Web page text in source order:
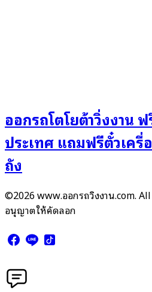
ออกรถโตโยต้าวิ่งงาน
ประเทศ แถมฟรีตั๋วเครื่
ถัง
©2026 www.ออกรถวิ่งงาน.com.
อนุญาตให้คัดลอก